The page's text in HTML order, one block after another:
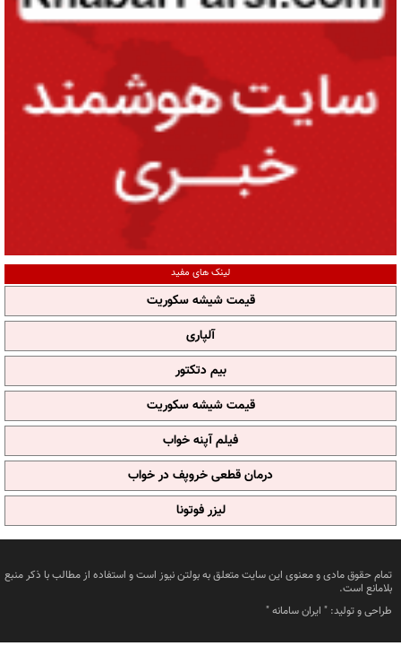
لینک های مفید
قیمت شیشه سکوریت
آلپاری
بیم دتکتور
قیمت شیشه سکوریت
فیلم آپنه خواب
درمان قطعی خروپف در خواب
لیزر فوتونا
تمام حقوق مادی و معنوی این سایت متعلق به بولتن نیوز است و استفاده از مطالب با ذکر منبع
بلامانع است.
طراحی و تولید: " ایران سامانه"